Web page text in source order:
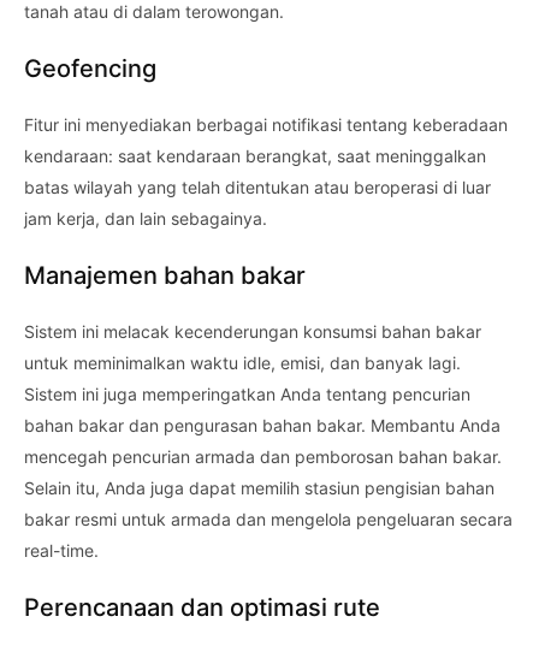
tanah atau di dalam terowongan.
Geofencing
Fitur ini menyediakan berbagai notifikasi tentang keberadaan
kendaraan: saat kendaraan berangkat, saat meninggalkan
batas wilayah yang telah ditentukan atau beroperasi di luar
jam kerja, dan lain sebagainya.
Manajemen bahan bakar
Sistem ini melacak kecenderungan konsumsi bahan bakar
untuk meminimalkan waktu idle, emisi, dan banyak lagi.
Sistem ini juga memperingatkan Anda tentang pencurian
bahan bakar dan pengurasan bahan bakar. Membantu Anda
mencegah pencurian armada dan pemborosan bahan bakar.
Selain itu, Anda juga dapat memilih stasiun pengisian bahan
bakar resmi untuk armada dan mengelola pengeluaran secara
real-time.
Perencanaan dan optimasi rute